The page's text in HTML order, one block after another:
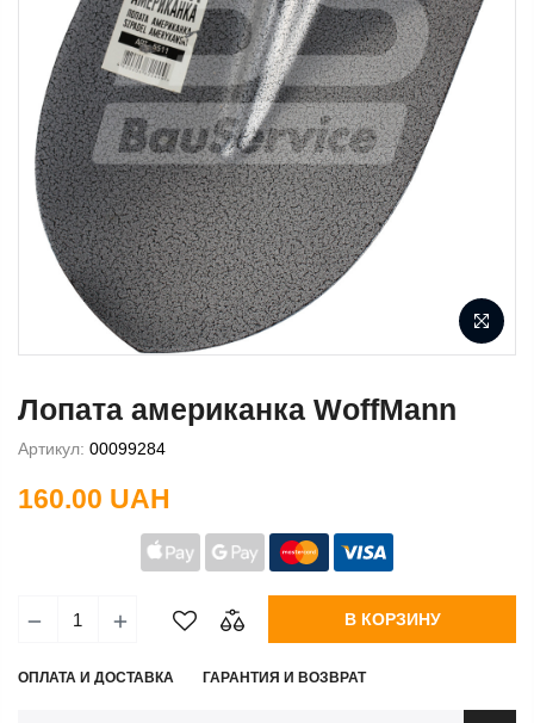
Лопата американка WoffMann
Артикул: 00099284
160.00 UAH
В КОРЗИНУ
ОПЛАТА И ДОСТАВКА ГАРАНТИЯ И ВОЗВРАТ